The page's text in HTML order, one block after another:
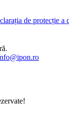
de protecție a